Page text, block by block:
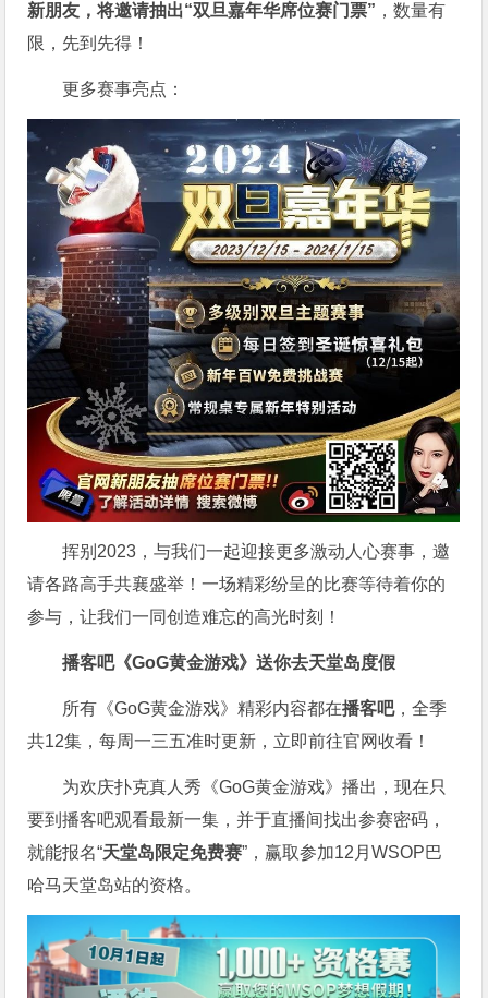
新朋友，将邀请抽出“双旦嘉年华席位赛门票” ，数量有
限，先到先得！
更多赛事亮点：
挥别2023，与我们一起迎接更多激动人心赛事，邀
请各路高手共襄盛举！一场精彩纷呈的比赛等待着你的
参与，让我们一同创造难忘的高光时刻！
播客吧《GoG黄金游戏》送你去天堂岛度假
所有《GoG黄金游戏》精彩内容都在播客吧，全季
共12集，每周一三五准时更新，立即前往官网收看！
为欢庆扑克真人秀《GoG黄金游戏》播出，现在只
要到播客吧观看最新一集，并于直播间找出参赛密码，
就能报名“天堂岛限定免费赛”，赢取参加12月WSOP巴
哈马天堂岛站的资格。